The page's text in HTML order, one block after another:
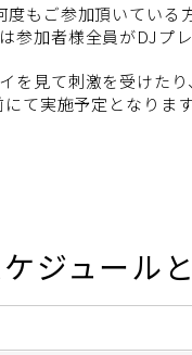
もご参加頂いている
参加者様全員がDJプ
を見て刺激を受けた
て実施予定となりま
ジュール